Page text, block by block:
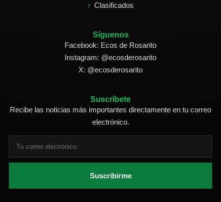
Clasificados
Síguenos
Facebook: Ecos de Rosarito
Instagram: @ecosderosarito
X: @ecosderosarito
Suscríbete
Recibe las noticias más importantes directamente en tu correo
electrónico.
Suscribirme